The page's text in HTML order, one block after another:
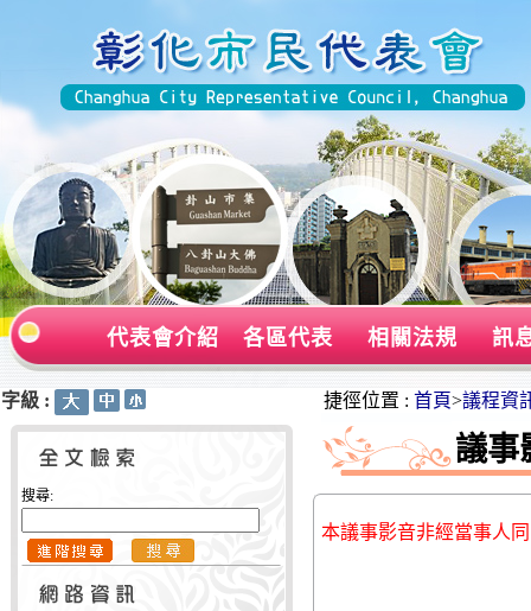
代表會介紹 各區代表 相關法規 訊
字級 :
搜尋:
捷徑位置 : 首頁>議程資
議事
本議事影音非經當事人